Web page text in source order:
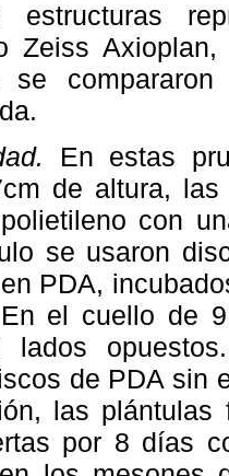
Zeiss
se
En estas
de altura,
con
se usaron
PDA,
el cuello de
lados
de PDA sin
las plántulas
por 8 días